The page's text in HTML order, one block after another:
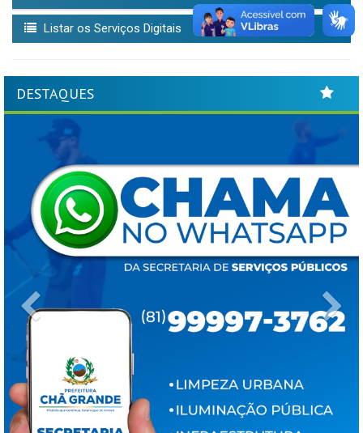
Listar os Serviços Digitais
DESTAQUES